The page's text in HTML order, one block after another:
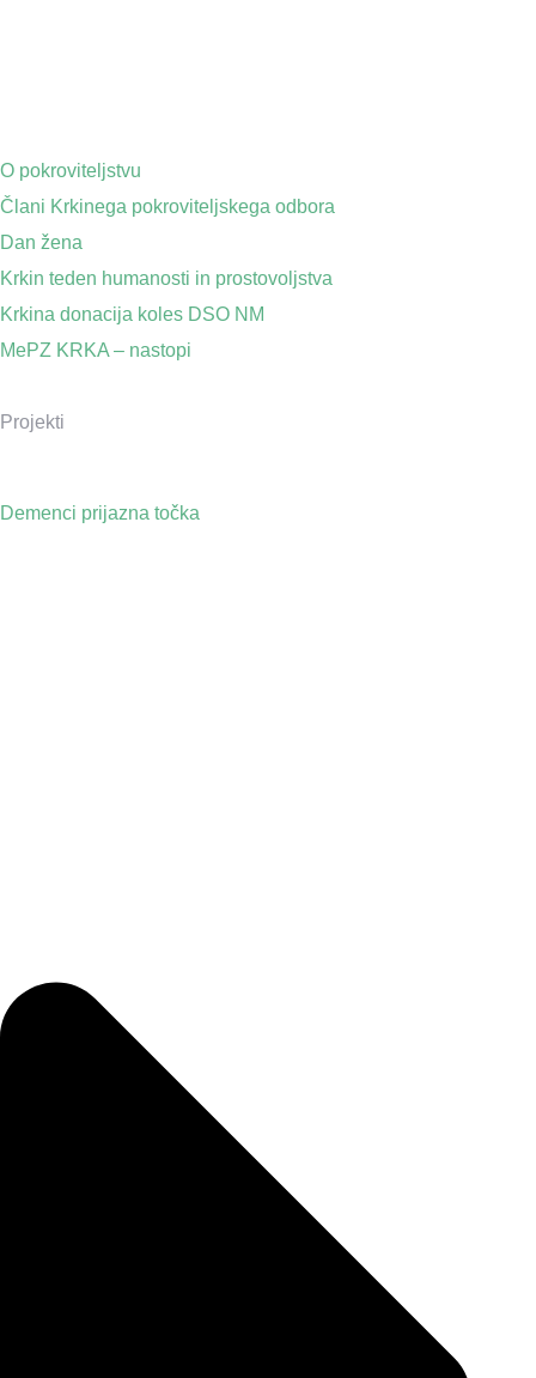
O pokroviteljstvu
Člani Krkinega pokroviteljskega odbora
Dan žena
Krkin teden humanosti in prostovoljstva
Krkina donacija koles DSO NM
MePZ KRKA – nastopi
Projekti
Demenci prijazna točka